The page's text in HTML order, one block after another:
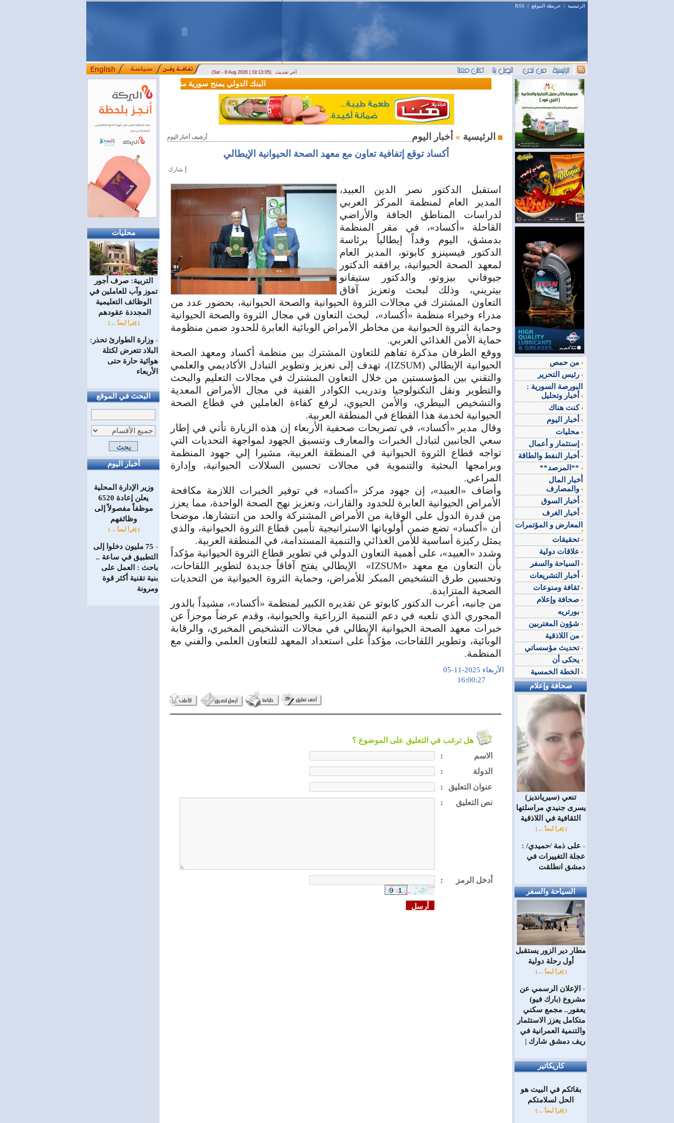
الرئيسية | خريطة الموقع |
RSS
(Sat - 8 Aug 2026 | 19:13:05) آخر تحديث
محليات
التربية: صرف أجور
تموز وآب للعاملين في
الوظائف ‏التعليمية
المجددة عقودهم ‏
[ إقرأ أيضاً ... ]
= وزارة الطوارئ تحذر:
البلاد تتعرض لكتلة
هوائية حارة حتى
الأربعاء
البحث في الموقع
أخبار اليوم
وزير الإدارة المحلية
يعلن إعادة 6520
موظفاً مفصولاً إلى
‏وظائفهم
[ إقرأ أيضاً ... ]
=
75 مليون دخلوا إلى
التطبيق في ساعة ..
باحث : العمل على
بنية تقنية أكثر قوة
ومرونة
البنك الدولي يمنح سورية منحة مالية بقيمة 100 مليون دولار لدعم إصلاحات القطاع المالي
أرشيف أخبار اليوم الرئيسية »
أكساد توقع إتفافية تعاون مع معهد الصحة الحيوانية الإيطالي
شارك |
استقبل الدكتور نصر الدين العبيد،
المدير العام لمنظمة المركز العربي
لدراسات المناطق الجافة والأراضي
القاحلة «أكساد»، في مقر المنظمة
بدمشق، اليوم وفداً إيطالياً برئاسة
الدكتور فيسينزو كابوتو، المدير العام
لمعهد الصحة الحيوانية، يرافقه الدكتور
جيوفاني بيزوتو، والدكتور ستيفانو
بيتريني، وذلك لبحث وتعزيز آفاق
التعاون المشترك في مجالات الثروة الحيوانية والصحة الحيوانية، بحضور عدد من
مدراء وخبراء منظمة «أكساد»، لبحث التعاون في مجال الثروة والصحة الحيوانية
وحماية الثروة الحيوانية من مخاطر الأمراض الوبائية العابرة للحدود ضمن منظومة
حماية الأمن الغذائي العربي.
ووقع الطرفان مذكرة تفاهم للتعاون المشترك بين منظمة أكساد ومعهد الصحة
الحيوانية الإيطالي (IZSUM)، تهدف إلى تعزيز وتطوير التبادل الأكاديمي والعلمي
والتقني بين المؤسستين من خلال التعاون المشترك في مجالات التعليم والبحث
والتطوير ونقل التكنولوجيا وتدريب الكوادر الفنية في مجال الأمراض المعدية
والتشخيص البيطري، والأمن الحيوي، لرفع كفاءة العاملين في قطاع الصحة
الحيوانية لخدمة هذا القطاع في المنطقة العربية.
وقال مدير «أكساد»، في تصريحات صحفية الأربعاء إن هذه الزيارة تأتي في إطار
سعي الجانبين لتبادل الخبرات والمعارف وتنسيق الجهود لمواجهة التحديات التي
تواجه قطاع الثروة الحيوانية في المنطقة العربية، مشيرا إلي جهود المنظمة
وبرامجها البحثية والتنموية في مجالات تحسين السلالات الحيوانية، وإدارة
المراعي.
وأضاف «العبيد»، إن جهود مركز «أكساد» في توفير الخبرات اللازمة مكافحة
الأمراض الحيوانية العابرة للحدود والقارات، وتعزيز نهج الصحة الواحدة، مما يعزز
من قدرة الدول على الوقاية من الأمراض المشتركة والحد من انتشارها، موضحا
أن «أكساد» تضع ضمن أولوياتها الاستراتيجية تأمين قطاع الثروة الحيوانية، والذي
يمثل ركيزة أساسية للأمن الغذائي والتنمية المستدامة، في المنطقة العربية.
وشدد «العبيد»، على أهمية التعاون الدولي في تطوير قطاع الثروة الحيوانية مؤكداً
بأن التعاون مع معهد «IZSUM» الإيطالي يفتح آفاقاً جديدة لتطوير اللقاحات،
وتحسين طرق التشخيص المبكر للأمراض، وحماية الثروة الحيوانية من التحديات
الصحية المتزايدة.
من جانبه، أعرب الدكتور كابوتو عن تقديره الكبير لمنظمة «أكساد»، مشيداً بالدور
المحوري الذي تلعبه في دعم التنمية الزراعية والحيوانية، وقدم عرضاً موجزاً عن
خبرات معهد الصحة الحيوانية الإيطالي في مجالات التشخيص المخبري، والرقابة
الوبائية، وتطوير اللقاحات، مؤكداً على استعداد المعهد للتعاون العلمي والفني مع
المنظمة.
الأربعاء 2025-11-05
هل ترغب في التعليق على الموضوع ؟
:
الاسم
:
الدولة
:
عنوان التعليق
:
نص التعليق
: أدخل الرمز
البورصة السورية :
كنت هناك
**المرصد**
أخبار المال
المعارض و المؤتمرات
تحقيقات
ثقافة ومنوعات
تحديث مؤسساتي
صحافة وإعلام
(سيريانديز) تنعي
يسرى جنيدي مراسلتها
الثقافية في اللاذقية
[ إقرأ أيضاً ... ]
= على ذمة /حميدي/ :
عجلة التغييرات في
دمشق انطلقت
السياحة والسفر
مطار دير الزور يستقبل
أول رحلة دولية
[ إقرأ أيضاً ... ]
=
الإعلان الرسمي عن
مشروع (بارك فيو)
يعفور.. مجمع سكني
متكامل يعزز الاستثمار
والتنمية العمرانية في
ريف دمشق شارك |
كاريكاتير
بقائكم في البيت هو
الحل لسلامتكم
[ إقرأ أيضاً ... ]